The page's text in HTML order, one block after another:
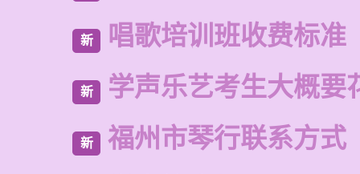
新 唱歌培训班收费标准
新 学声乐艺考生大概要
新 福州市琴行联系方式